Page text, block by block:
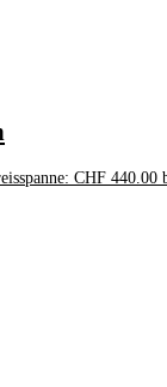
CHF 440.00